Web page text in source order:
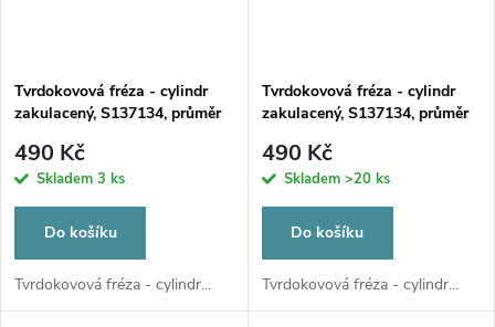
Tvrdokovová fréza - cylindr
zakulacený, S137134, průměr
490 Kč
Skladem 3 ks
Do košíku
Tvrdokovová fréza - cylindr...
Tvrdokovová fréza - cylindr
zakulacený, S137134, průměr
490 Kč
Skladem >20 ks
Do košíku
Tvrdokovová fréza - cylindr...